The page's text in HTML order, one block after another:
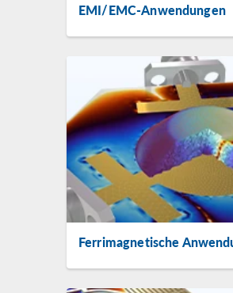
EMI/EMC-Anwendungen
Ferrimagnetische